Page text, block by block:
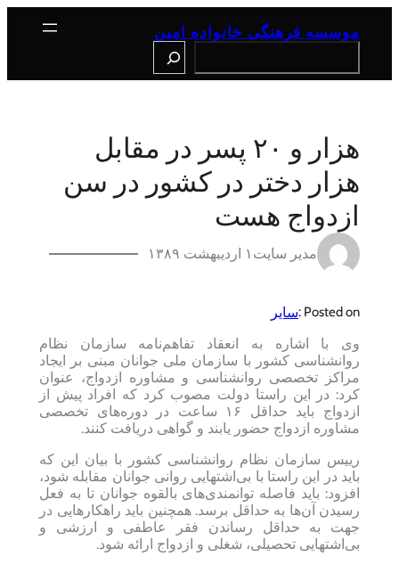
موسسه فرهنگی خانواده امین
هزار و ۲۰ پسر در مقابل
هزار دختر در کشور در سن
ازدواج هست
مدیر سایت ۱ اردیبهشت ۱۳۸۹
Posted on : سایر
وی با اشاره به انعقاد تفاهم‌نامه سازمان نظام
روانشناسی کشور با سازمان ملی جوانان مبنی بر ایجاد
مراکز تخصصی روانشناسی و مشاوره ازدواج، عنوان
کرد: در این راستا دولت مصوب کرد که افراد پیش از
ازدواج باید حداقل ۱۶ ساعت در دوره‌های تخصصی
مشاوره ازدواج حضور یابند و گواهی دریافت کنند.
رییس سازمان نظام روانشناسی کشور با بیان این که
باید در این راستا با بی‌اشتهایی روانی جوانان مقابله شود،
افزود: باید فاصله توانمندی‌های بالقوه جوانان تا به فعل
رسیدن آن‌ها به حداقل برسد. همچنین باید راهکارهایی در
جهت به حداقل رساندن فقر عاطفی و ارزشی و
بی‌اشتهایی تحصیلی، شغلی و ازدواج ارائه شود.